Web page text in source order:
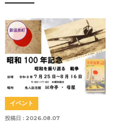
新温泉町
投稿日 : 2026.08.07
イベント